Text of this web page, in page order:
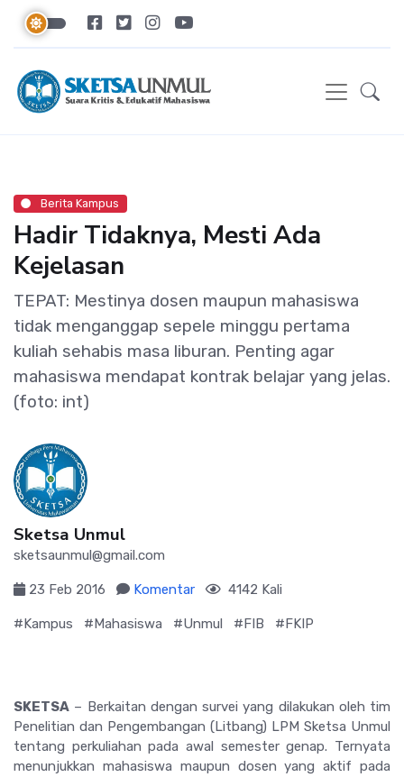
Berita Kampus
Hadir Tidaknya, Mesti Ada
Kejelasan
TEPAT: Mestinya dosen maupun mahasiswa
tidak menganggap sepele minggu pertama
kuliah sehabis masa liburan. Penting agar
mahasiswa mendapat kontrak belajar yang jelas.
(foto: int)
Sketsa Unmul
sketsaunmul@gmail.com
23 Feb 2016 Komentar 4142 Kali
#Kampus #Mahasiswa #Unmul #FIB #FKIP
SKETSA – Berkaitan dengan survei yang dilakukan oleh tim
Penelitian dan Pengembangan (Litbang) LPM Sketsa Unmul
tentang perkuliahan pada awal semester genap. Ternyata
menunjukkan mahasiswa maupun dosen yang aktif pada